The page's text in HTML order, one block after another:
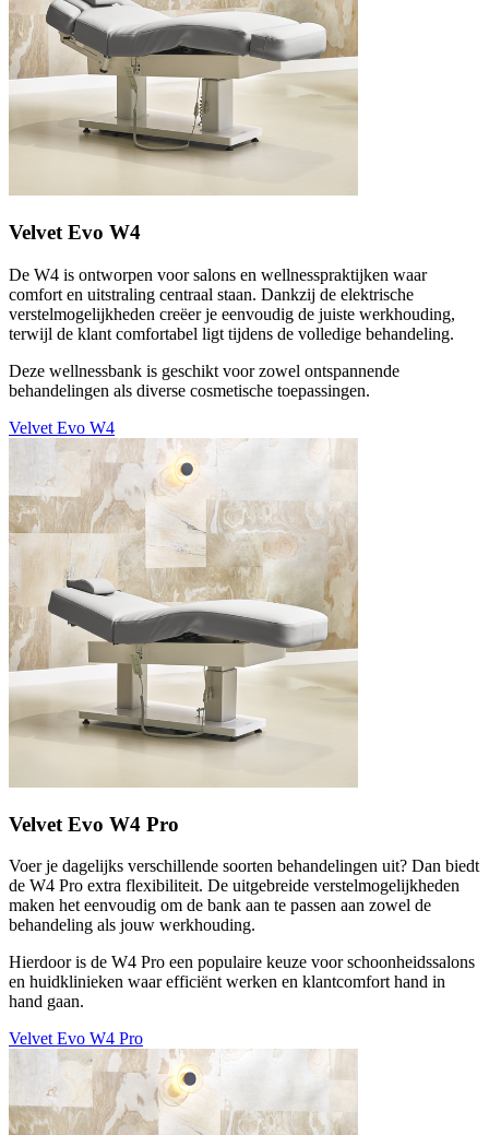
Velvet Evo W4
De W4 is ontworpen voor salons en wellnesspraktijken waar
comfort en uitstraling centraal staan. Dankzij de elektrische
verstelmogelijkheden creëer je eenvoudig de juiste werkhouding,
terwijl de klant comfortabel ligt tijdens de volledige behandeling.
Deze wellnessbank is geschikt voor zowel ontspannende
behandelingen als diverse cosmetische toepassingen.
Velvet Evo W4
Velvet Evo W4 Pro
Voer je dagelijks verschillende soorten behandelingen uit? Dan biedt
de W4 Pro extra flexibiliteit. De uitgebreide verstelmogelijkheden
maken het eenvoudig om de bank aan te passen aan zowel de
behandeling als jouw werkhouding.
Hierdoor is de W4 Pro een populaire keuze voor schoonheidssalons
en huidklinieken waar efficiënt werken en klantcomfort hand in
hand gaan.
Velvet Evo W4 Pro